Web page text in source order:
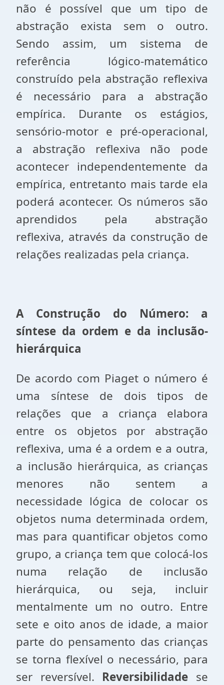
não é possí­vel que um tipo de
abstração exista sem o outro.
Sendo assim, um sistema de
referência lógico-matemático
construído pela abstração reflexiva
é necessário para a abstração
empírica. Durante os estágios,
sensório-motor e pré-operacional,
a abstração reflexiva não pode
acontecer independente­mente da
empírica, entretanto mais tarde ela
poderá acontecer. Os números são
aprendidos pela abstração
reflexiva, através da construção de
relações realizadas pela criança.
A Construção do Número: a
síntese da ordem e da inclusão-
hierárquica
De acordo com Piaget o número é
uma síntese de dois tipos de
relações que a criança elabora
entre os objetos por abstração
reflexiva, uma é a ordem e a outra,
a inclusão hierárquica, as crianças
menores não sentem a
necessidade lógica de colocar os
objetos numa determinada ordem,
mas para quantificar objetos como
grupo, a criança tem que colocá-los
numa relação de inclusão
hierárquica, ou seja, incluir
mentalmente um no outro. Entre
sete e oito anos de idade, a maior
parte do pensamento das crianças
se torna flexível o necessário, para
ser reversível. Reversibilidade se